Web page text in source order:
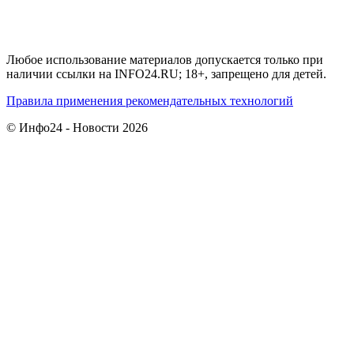
Любое использование материалов допускается только при
наличии ссылки на INFO24.RU; 18+, запрещено для детей.
Правила применения рекомендательных технологий
© Инфо24 - Новости 2026